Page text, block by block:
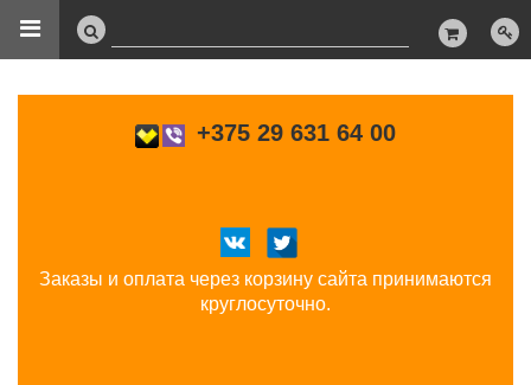
+375 29 631 64 00
Заказы и оплата через корзину сайта принимаются
круглосуточно.